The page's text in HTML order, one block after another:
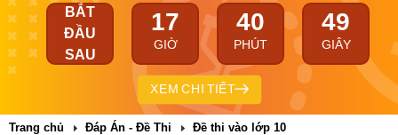
BẮT
ĐẦU
SAU
17
GIỜ
40
PHÚT
48
GIÂY
XEM CHI TIẾT
Trang chủ Đáp Án - Đề Thi Đề thi vào lớp 10